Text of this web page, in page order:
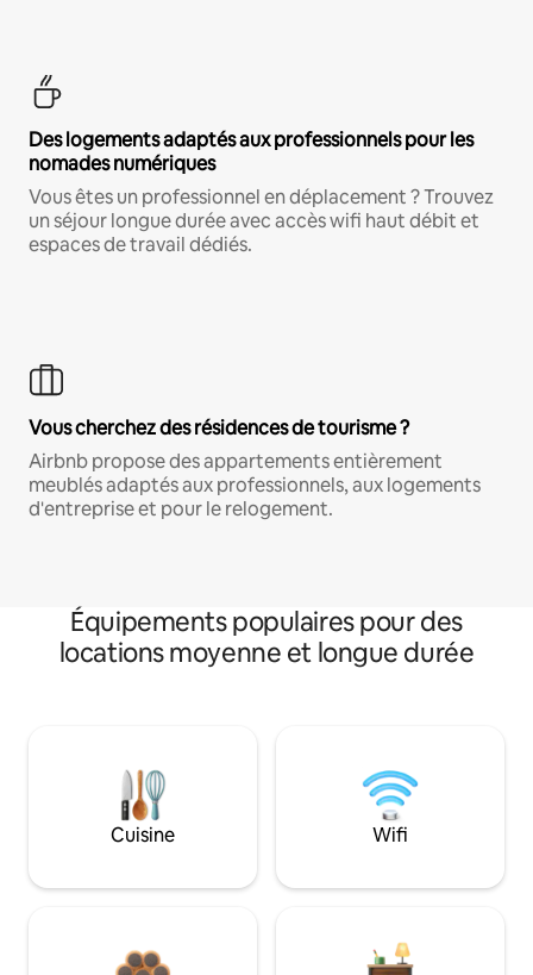
Des logements adaptés aux professionnels pour les
nomades numériques
Vous êtes un professionnel en déplacement ? Trouvez
un séjour longue durée avec accès wifi haut débit et
espaces de travail dédiés.
Vous cherchez des résidences de tourisme ?
Airbnb propose des appartements entièrement
meublés adaptés aux professionnels, aux logements
d'entreprise et pour le relogement.
Équipements populaires pour des
locations moyenne et longue durée
Cuisine Wifi